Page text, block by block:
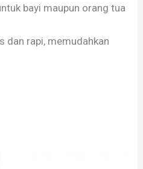
bayi maupun orang tua
dan rapi, memudahkan